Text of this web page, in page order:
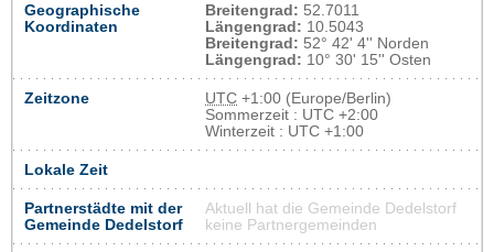
Geographische
Koordinaten
Breitengrad: 52.7011
Längengrad: 10.5043
Breitengrad: 52° 42' 4'' Norden
Längengrad: 10° 30' 15'' Osten
Zeitzone UTC +1:00 (Europe/Berlin)
Sommerzeit : UTC +2:00
Winterzeit : UTC +1:00
Lokale Zeit
Partnerstädte mit der
Gemeinde Dedelstorf
Aktuell hat die Gemeinde Dedelstorf
keine Partnergemeinden